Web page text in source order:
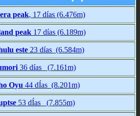
peak, 17 días (6.476m)
peak 17 días (6.189m)
este 23 días (6.584m)
36 días (7.161m)
Oyu 44 dÍas (8.201m)
53 dÍas (7.855m)